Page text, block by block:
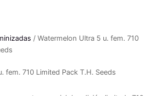
/ Watermelon Ultra 5 u. fem. 710
fem. 710 Limited Pack T.H. Seeds